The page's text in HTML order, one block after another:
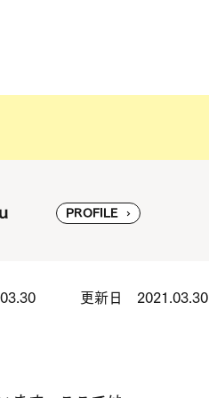
PROFILE
更新日 2021.03.30